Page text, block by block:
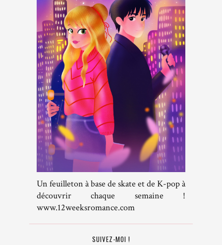
Un feuilleton à base de skate et de K-pop à
découvrir chaque semaine !
www.12weeksromance.com
SUIVEZ-MOI !